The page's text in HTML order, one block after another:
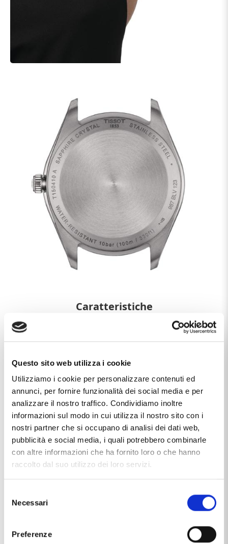
Questo sito web utilizza i cookie
Utilizziamo i cookie per personalizzare contenuti ed
annunci, per fornire funzionalità dei social media e per
analizzare il nostro traffico. Condividiamo inoltre
informazioni sul modo in cui utilizza il nostro sito con i
nostri partner che si occupano di analisi dei dati web,
pubblicità e social media, i quali potrebbero combinarle
con altre informazioni che ha fornito loro o che hanno
raccolto dal suo utilizzo dei loro servizi.
delNecessari
Preferenze
Caratteristiche
Cassa Materiale
Corona a pressione
Dimensione Cassa 40 mm
Fondello a pressione
Marca Tissot
Tipologia